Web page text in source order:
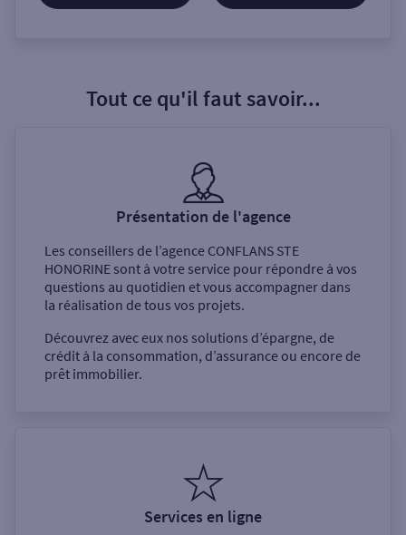
Tout ce qu'il faut savoir...
Présentation de l'agence
Les conseillers de l’agence CONFLANS STE
HONORINE sont à votre service pour répondre à vos
questions au quotidien et vous accompagner dans
la réalisation de tous vos projets.
Découvrez avec eux nos solutions d’épargne, de
crédit à la consommation, d’assurance ou encore de
prêt immobilier.
Services en ligne